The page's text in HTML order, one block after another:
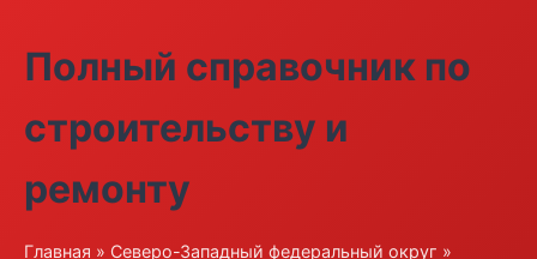
Полный справочник по
строительству и
ремонту
Главная » Северо-Западный федеральный округ »